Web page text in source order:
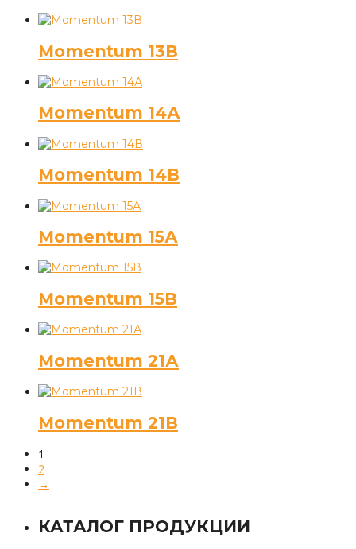
Momentum 13В
Momentum 14А
Momentum 14В
Momentum 15А
Momentum 15В
Momentum 21А
Momentum 21В
1
2
→
КАТАЛОГ ПРОДУКЦИИ